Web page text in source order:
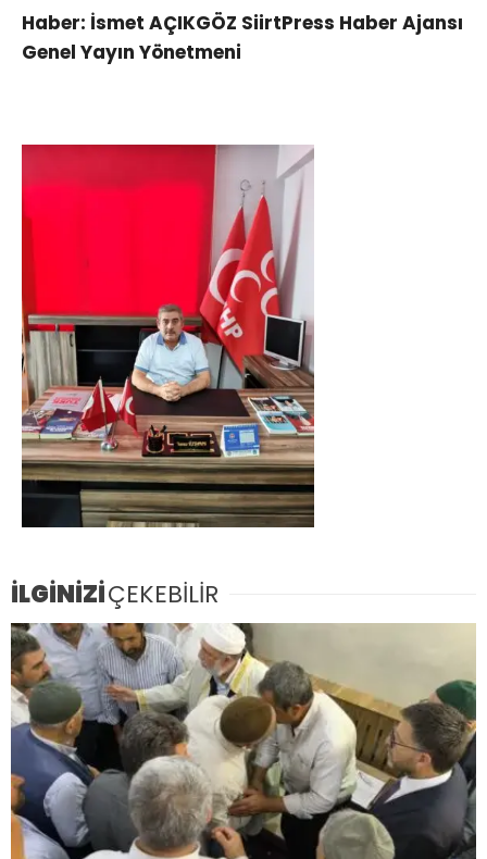
Haber: İsmet AÇIKGÖZ SiirtPress Haber Ajansı
Genel Yayın Yönetmeni
İLGİNİZİÇEKEBİLİR